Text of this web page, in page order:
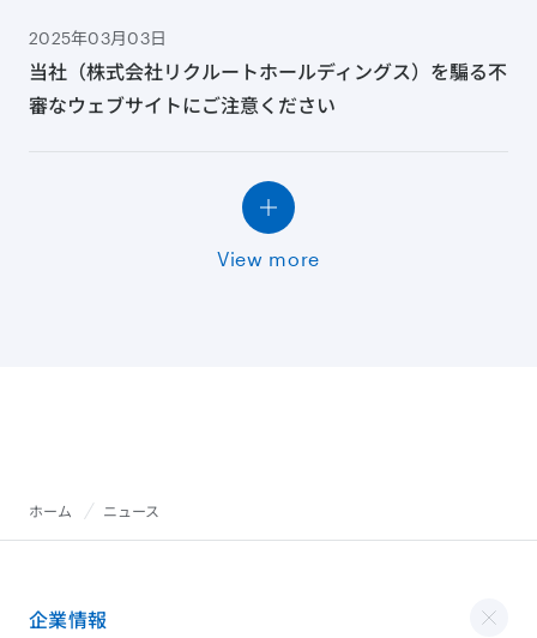
2025年03月03日
当社（株式会社リクルートホールディングス）を騙る不
審なウェブサイトにご注意ください
View more
ホーム ニュース
企業情報